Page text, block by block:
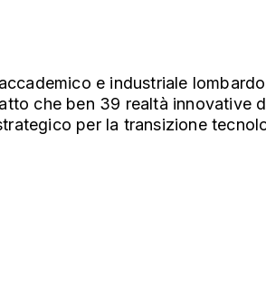
e industriale
che ben 39 realtà innovative
per la transizione